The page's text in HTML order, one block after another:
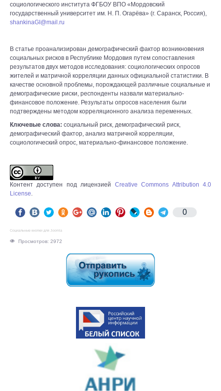
социологического института ФГБОУ ВПО «Мордовский
государственный университет им. Н. П. Огарёва» (г. Саранск, Россия),
shankinaGI@mail.ru
В статье проанализирован демографический фактор возникновения
социальных рисков в Республике Мордовия путем сопоставления
результатов двух методов исследования: социологических опросов
жителей и матричной корреляции данных официальной статистики. В
качестве основной проблемы, порождающей различные социальные и
демографические риски, респонденты назвали материально-
финансовое положение. Результаты опросов населения были
подтверждены методом корреляционного анализа переменных.
Ключевые слова: социальный риск, демографический риск,
демографический фактор, анализ матричной корреляции,
социологический опрос, материально-финансовое положение.
Контент доступен под лицензией Creative Commons Attribution 4.0
License.
0
Социальные кнопки для Joomla
Просмотров: 2972